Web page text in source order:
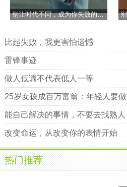
遍人情冷暖的人，会比任何人都
福，你的敏感，你的忧郁，你的
你的逞强，不过是为了不让别人
每一个人，都有脆弱的一面，只
心底，什么也不肯说，既然不肯
在一瞬间撕裂，会痛的撕心裂肺
理解你所有的辛酸与不易，也想
在你的身后，为你付出所以的一切
无悔。
你说人长大后都会有自己的烦
活而奔波忙碌着，所以不得不选择
别让时代不同，成为你失败的借口
比起失败，我更害怕遗憾
雷锋事迹
做人低调不代表低人一等
25岁女孩成百万富翁：年轻人要
能自己解决的事情，不要去找熟人
改变命运，从改变你的表情开始
热门推荐